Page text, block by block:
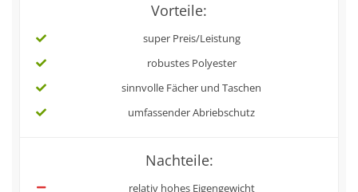
Vorteile:
super Preis/Leistung
robustes Polyester
sinnvolle Fächer und Taschen
umfassender Abriebschutz
Nachteile:
relativ hohes Eigengewicht